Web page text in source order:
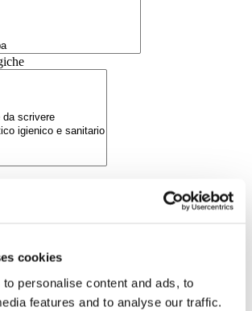
cookies
personalise content and ads, to
features and to analyse our traffic.
7 - 20121 Milano
r.a